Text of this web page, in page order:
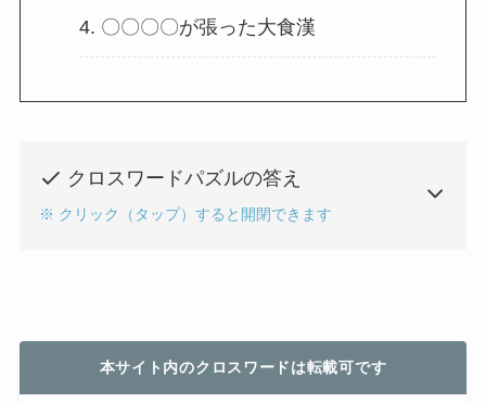
4. 〇〇〇〇が張った大食漢
クロスワードパズルの答え
※ クリック（タップ）すると開閉できます
本サイト内のクロスワードは転載可です